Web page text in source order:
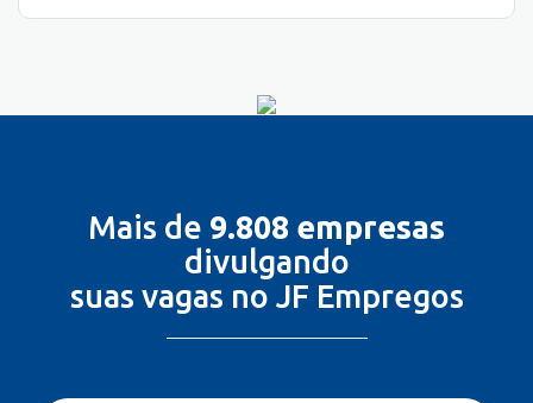
Mais de 9.808 empresas
divulgando
suas vagas no JF Empregos